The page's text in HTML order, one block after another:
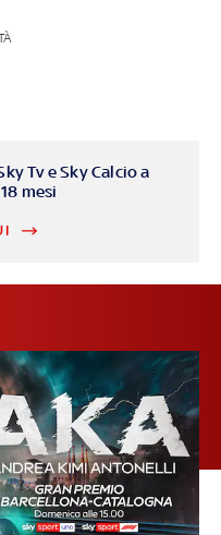
Tv e Sky Calcio a
mesi